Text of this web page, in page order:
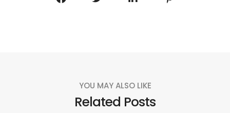
YOU MAY ALSO LIKE
Related Posts